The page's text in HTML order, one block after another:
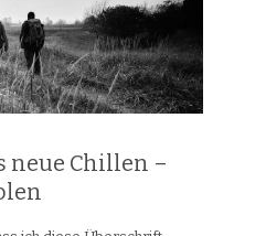
neue Chillen –